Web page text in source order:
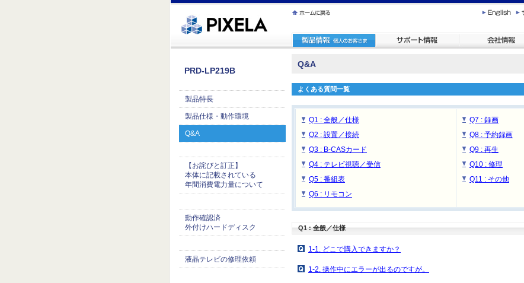
ｸ蜀�ｒ遘ｻ蜍輔☆繧九◆繧√�繝ｪ繝ｳ繧ｯ縺ｧ縺吶�
PRD-LP219B
製品特長
製品仕様・動作環境
Q&A
【お詫びと訂正】
本体に記載されている
年間消費電力量について
動作確認済
外付けハードディスク
液晶テレビの修理依頼
Q&A
よくある質問一覧
Q1 : 全般／仕様
Q2 : 設置／接続
Q3 : B-CASカード
Q4 : テレビ視聴／受信
Q5 : 番組表
Q6 : リモコン
Q7 : 録画
Q8 : 予約録画
Q9 : 再生
Q10 : 修理
Q11 : その他
Q1 : 全般／仕様
1-1. どこで購入できますか？
1-2. 操作中にエラーが出るのですが。